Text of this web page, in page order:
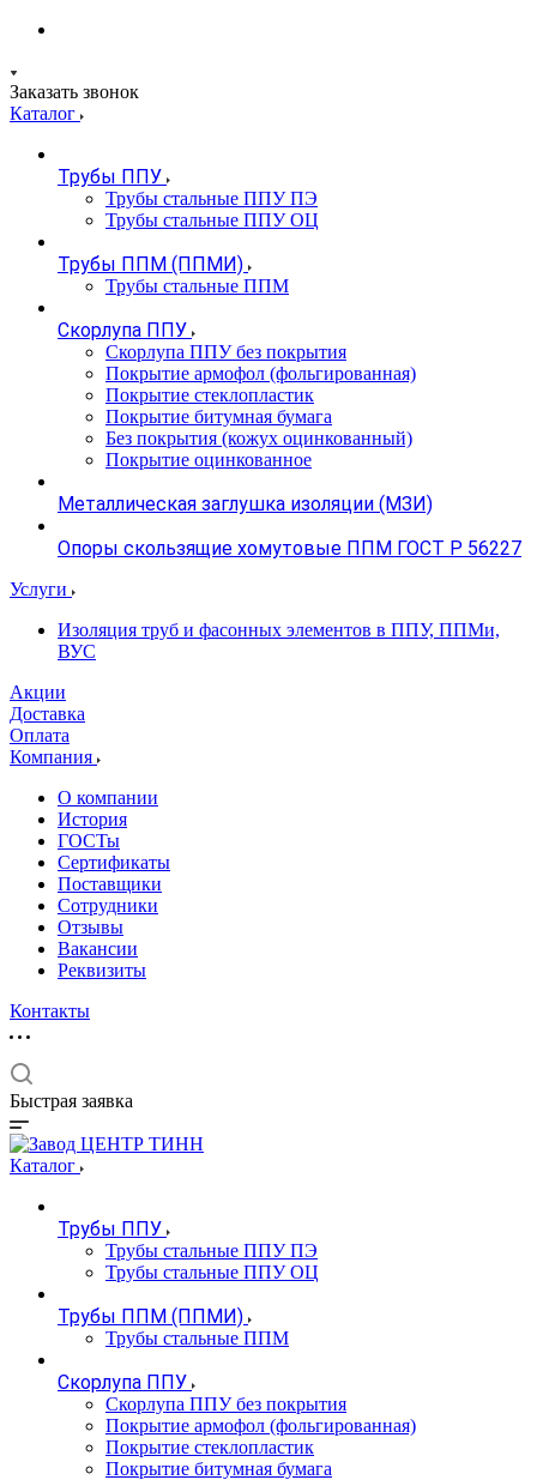
Заказать звонок
Каталог
Трубы ППУ
Трубы стальные ППУ ПЭ
Трубы стальные ППУ ОЦ
Трубы ППМ (ППМИ)
Трубы стальные ППМ
Скорлупа ППУ
Скорлупа ППУ без покрытия
Покрытие армофол (фольгированная)
Покрытие стеклопластик
Покрытие битумная бумага
Без покрытия (кожух оцинкованный)
Покрытие оцинкованное
Металлическая заглушка изоляции (МЗИ)
Опоры скользящие хомутовые ППМ ГОСТ Р 56227
Услуги
Изоляция труб и фасонных элементов в ППУ, ППМи,
ВУС
Акции
Доставка
Оплата
Компания
О компании
История
ГОСТы
Сертификаты
Поставщики
Сотрудники
Отзывы
Вакансии
Реквизиты
Контакты
Быстрая заявка
Каталог
Трубы ППУ
Трубы стальные ППУ ПЭ
Трубы стальные ППУ ОЦ
Трубы ППМ (ППМИ)
Трубы стальные ППМ
Скорлупа ППУ
Скорлупа ППУ без покрытия
Покрытие армофол (фольгированная)
Покрытие стеклопластик
Покрытие битумная бумага